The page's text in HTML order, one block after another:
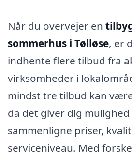
Når du overvejer en
sommerhus i Tølløse, er
indhente flere tilbud fra
virksomheder i
mindst tre tilbud kan
da det giver dig
sammenligne priser,
serviceniveau. Med